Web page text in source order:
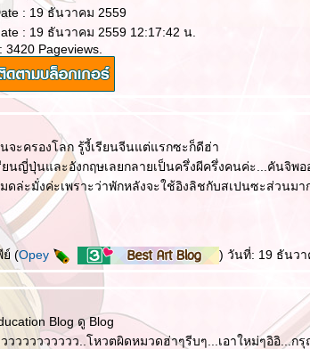
: 19 ธันวาคม 2559
: 19 ธันวาคม 2559 12:17:42 น.
3420 Pageviews.
จะครองโลก รู้งี้เรียนจีนแต่แรกซะก็ดีฮ่า
ยนญี่ปุ่นและอังกฤษเลยกลายเป็นครึ่งผีครึ่งคนค่ะ...คันจิพอ
ดล่ะมั่งค่ะเพราะว่าพักหลังจะใช้อิงลิชกับสเปนซะส่วนมา
(Opey ) วันที่: 19 ธันวา
Blog ดู Blog
วววววววววว..โหวตผิดหมวดฮ่าๆรีบๆ...เอาใหม่ๆอิอิ...ก